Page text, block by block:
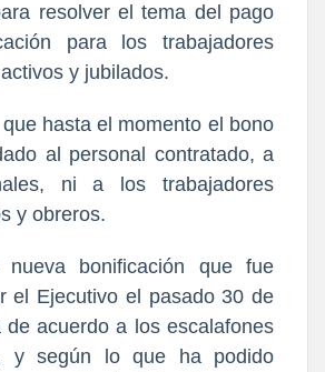
resolver el tema del pago
para los trabajadores
y jubilados.
hasta el momento el bono
al personal contratado, a
ni a los trabajadores
y obreros.
bonificación que fue
el Ejecutivo el pasado 30 de
de acuerdo a los escalafones
y según lo que ha podido